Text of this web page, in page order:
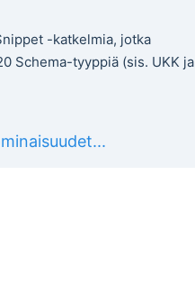
-katkelmia, jotka
Schema-tyyppiä (sis. UKK ja